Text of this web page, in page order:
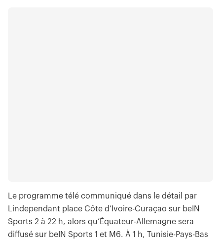
Le programme télé communiqué dans le détail par
Lindependant place Côte d’Ivoire-Curaçao sur beIN
Sports 2 à 22 h, alors qu’Équateur-Allemagne sera
diffusé sur beIN Sports 1 et M6. À 1 h, Tunisie-Pays-Bas